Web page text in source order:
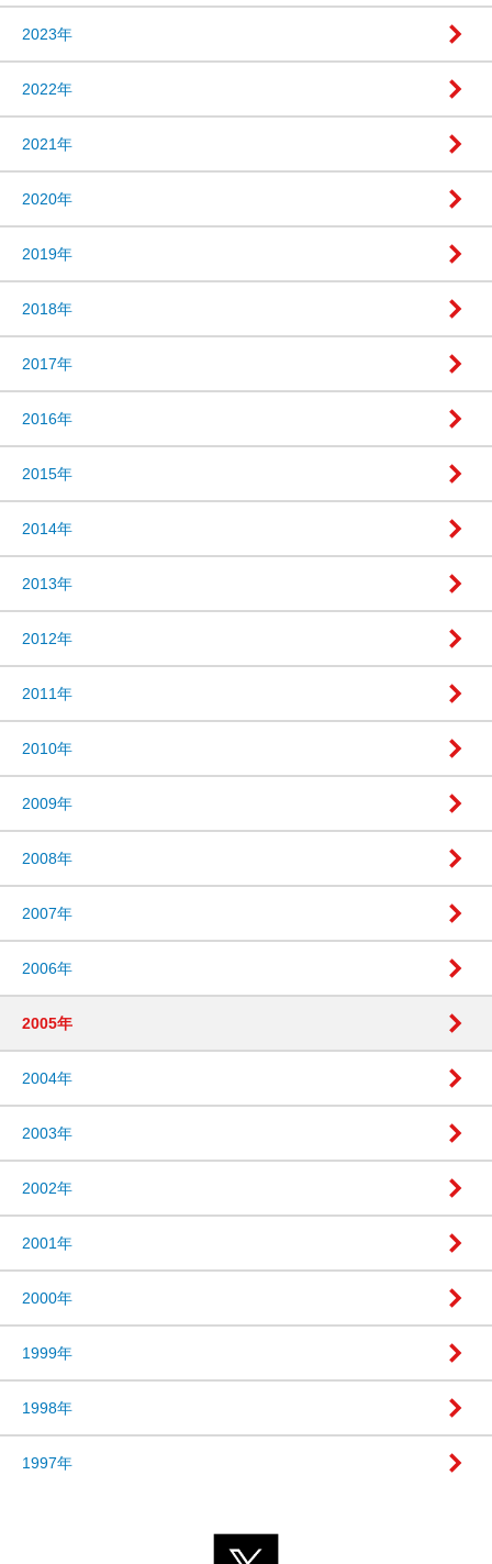
2023年
2022年
2021年
2020年
2019年
2018年
2017年
2016年
2015年
2014年
2013年
2012年
2011年
2010年
2009年
2008年
2007年
2006年
2005年
2004年
2003年
2002年
2001年
2000年
1999年
1998年
1997年